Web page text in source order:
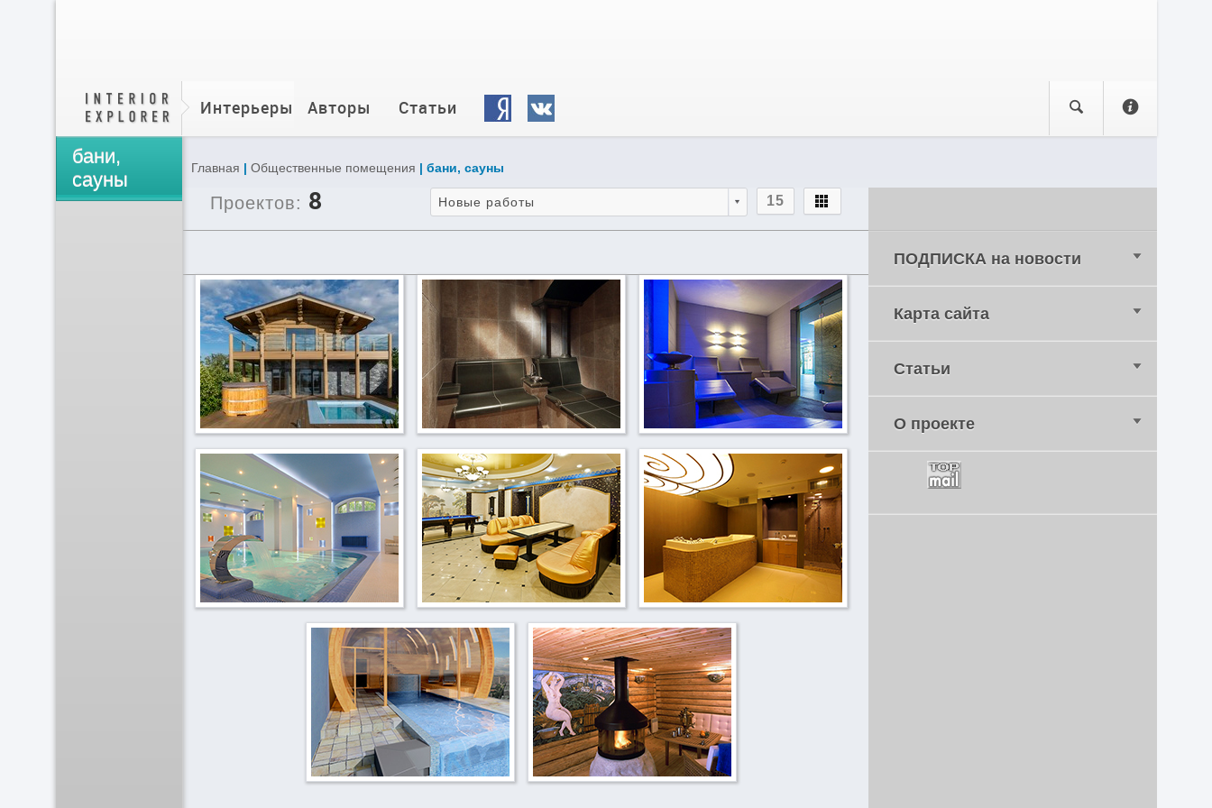
Интерьеры Авторы Статьи
Главная | Общественные помещения | бани, сауны
бани,
сауны
ПОДПИСКА на новости
Карта сайта
Статьи
О проекте
Проектов: 8 Новые работы 15